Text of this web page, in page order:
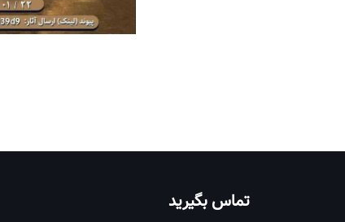
تماس بگیرید